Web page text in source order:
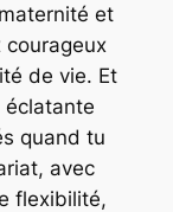
et
de vie. Et
éclatante
quand tu
avec
flexibilité,